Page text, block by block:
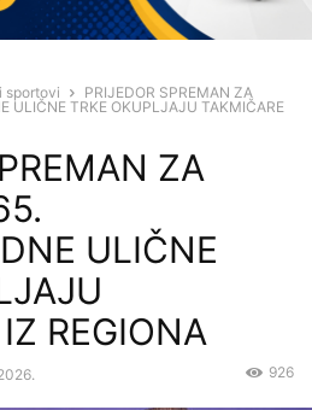
sportovi
PRIJEDOR SPREMAN ZA
ULIČNE TRKE OKUPLJAJU TAKMIČARE
ZA
ULIČNE
REGIONA
926